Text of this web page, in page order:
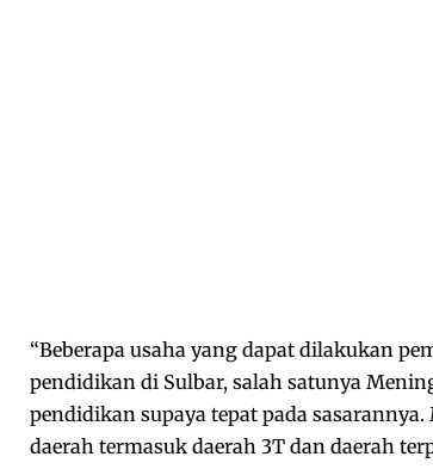
“Beberapa usaha yang dapat dilakukan
pendidikan di Sulbar, salah satunya
pendidikan supaya tepat pada
daerah termasuk daerah 3T dan daerah